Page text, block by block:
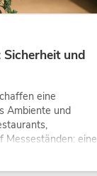
und
eine
Ambiente und
Messeständen: eine
zum modernen